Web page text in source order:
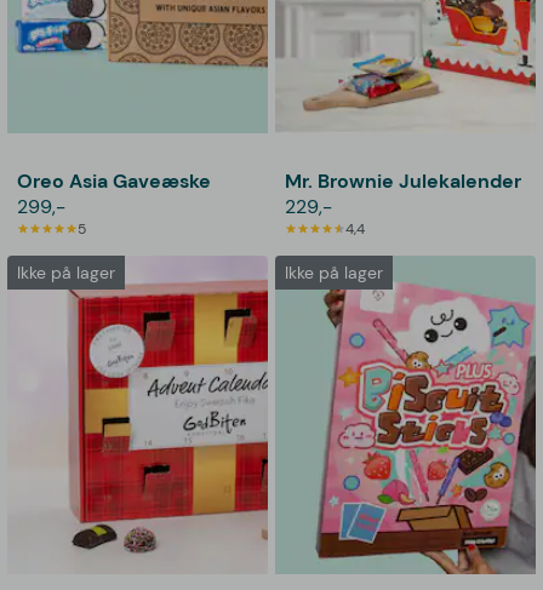
Oreo Asia Gaveæske
299,-
5
Mr. Brownie Julekalender
229,-
4,4
Ikke på lager Ikke på lager